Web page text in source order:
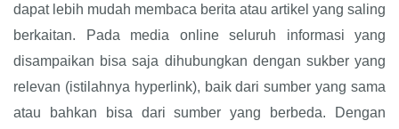
dapat lebih mudah membaca berita atau artikel yang saling
berkaitan. Pada media online seluruh informasi yang
disampaikan bisa saja dihubungkan dengan sukber yang
relevan (istilahnya hyperlink), baik dari sumber yang sama
atau bahkan bisa dari sumber yang berbeda. Dengan